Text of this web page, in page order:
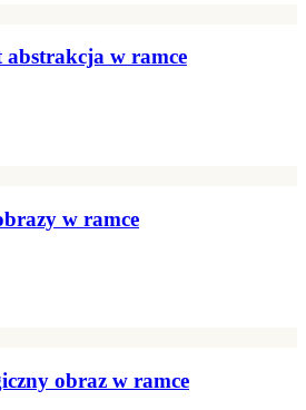
w ramce
w ramce
obraz w ramce